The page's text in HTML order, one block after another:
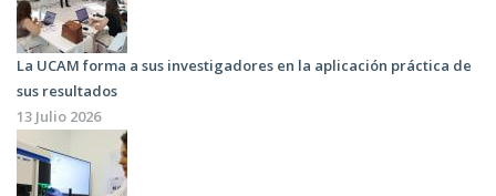
La UCAM forma a sus investigadores en la aplicación práctica de
sus resultados
13 Julio 2026